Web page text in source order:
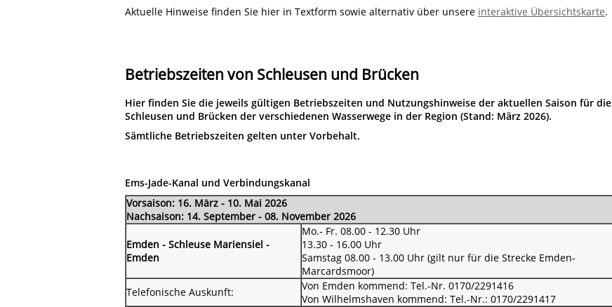
Aktuelle Hinweise finden Sie hier in Textform sowie alternativ über unsere interaktive Übersichtskarte.
Betriebszeiten von Schleusen und Brücken
Hier finden Sie die jeweils gültigen Betriebszeiten und Nutzungshinweise der aktuellen Saison für die
Schleusen und Brücken der verschiedenen Wasserwege in der Region (Stand: März 2026).
Sämtliche Betriebszeiten gelten unter Vorbehalt.
Ems-Jade-Kanal und Verbindungskanal
Vorsaison: 16. März - 10. Mai 2026
Nachsaison: 14. September - 08. November 2026
Emden - Schleuse Mariensiel -
Emden
Mo.- Fr. 08.00 - 12.30 Uhr
13.30 - 16.00 Uhr
Samstag 08.00 - 13.00 Uhr (gilt nur für die Strecke Emden-
Marcardsmoor)
Telefonische Auskunft:
Von Emden kommend: Tel.-Nr. 0170/2291416
Von Wilhelmshaven kommend: Tel.-Nr.: 0170/2291417